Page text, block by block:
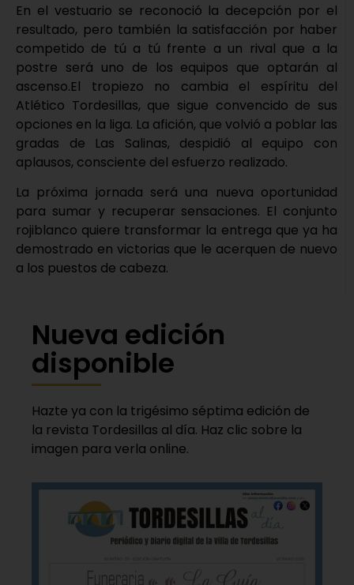
En el vestuario se reconoció la decepción por el
resultado, pero también la satisfacción por haber
competido de tú a tú frente a un rival que a la
postre será uno de los equipos que optarán al
ascenso.El tropiezo no cambia el espíritu del
Atlético Tordesillas, que sigue convencido de sus
opciones en la liga. La afición, que volvió a poblar las
gradas de Las Salinas, despidió al equipo con
aplausos, consciente del esfuerzo realizado.
La próxima jornada será una nueva oportunidad
para sumar y recuperar sensaciones. El conjunto
rojiblanco quiere transformar la entrega que ya ha
demostrado en victorias que le acerquen de nuevo
a los puestos de cabeza.
Nueva edición
disponible
Hazte ya con la trigésimo séptima edición de
la revista Tordesillas al día. Haz clic sobre la
imagen para verla online.